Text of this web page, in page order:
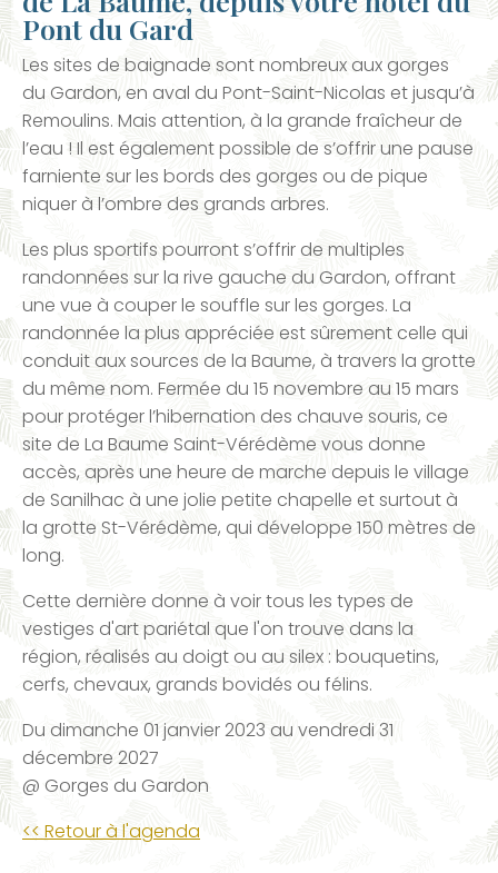
Pont du Gard
Les sites de baignade sont nombreux aux gorges
du Gardon, en aval du Pont-Saint-Nicolas et jusqu’à
Remoulins. Mais attention, à la grande fraîcheur de
l’eau ! Il est également possible de s’offrir une pause
farniente sur les bords des gorges ou de pique
niquer à l’ombre des grands arbres.
Les plus sportifs pourront s’offrir de multiples
randonnées sur la rive gauche du Gardon, offrant
une vue à couper le souffle sur les gorges. La
randonnée la plus appréciée est sûrement celle qui
conduit aux sources de la Baume, à travers la grotte
du même nom. Fermée du 15 novembre au 15 mars
pour protéger l’hibernation des chauve souris, ce
site de La Baume Saint-Vérédème vous donne
accès, après une heure de marche depuis le village
de Sanilhac à une jolie petite chapelle et surtout à
la grotte St-Vérédème, qui développe 150 mètres de
long.
Cette dernière donne à voir tous les types de
vestiges d'art pariétal que l'on trouve dans la
région, réalisés au doigt ou au silex : bouquetins,
cerfs, chevaux, grands bovidés ou félins.
Du dimanche 01 janvier 2023 au vendredi 31
décembre 2027
@ Gorges du Gardon
<< Retour à l'agenda